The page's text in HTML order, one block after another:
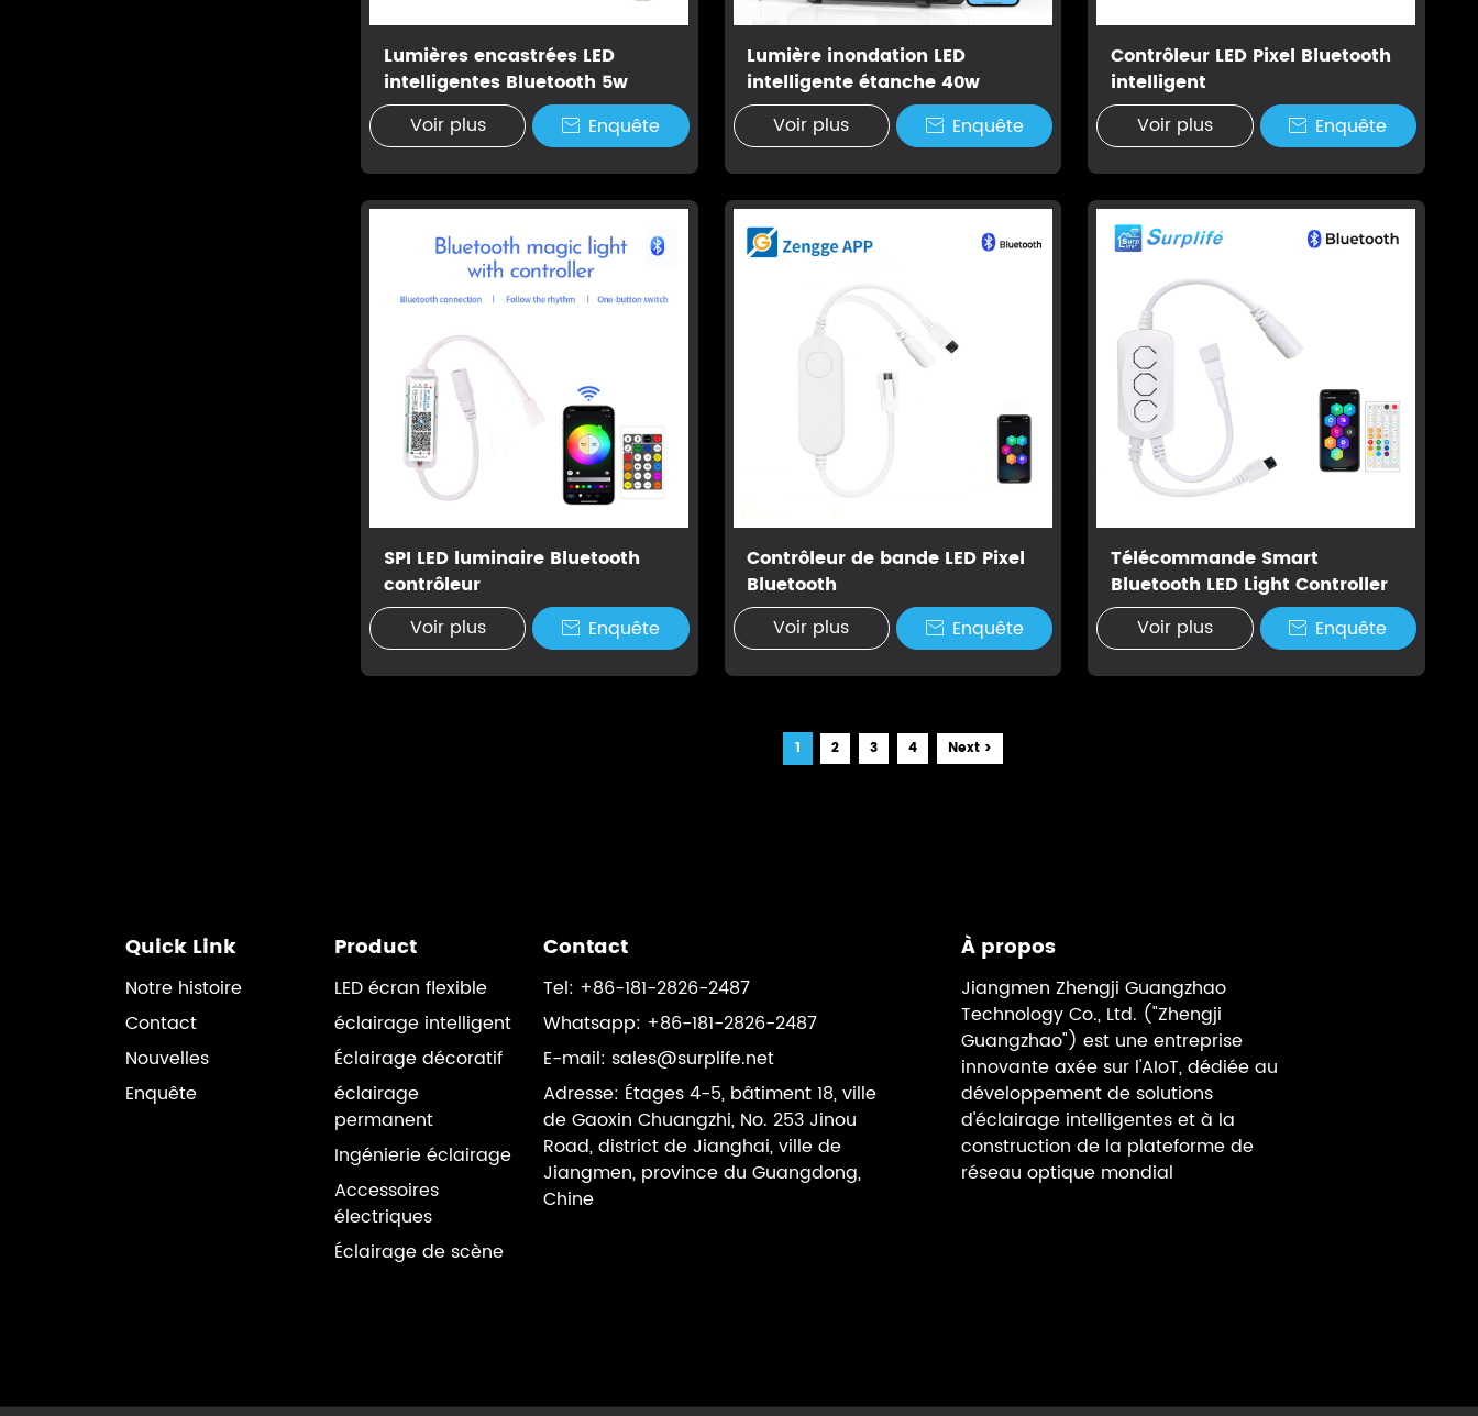
Lumières encastrées LED
intelligentes Bluetooth 5w
Voir plus
 Enquête
Lumière inondation LED
intelligente étanche 40w
Voir plus
 Enquête
Contrôleur LED Pixel Bluetooth
intelligent
Voir plus
 Enquête
SPI LED luminaire Bluetooth
contrôleur
Voir plus
 Enquête
Contrôleur de bande LED Pixel
Bluetooth
Voir plus
 Enquête
Télécommande Smart
Bluetooth LED Light Controller
Voir plus
 Enquête
1 2 3 4 Next >
Quick Link
Notre histoire
Contact
Nouvelles
Enquête
Product
LED écran flexible
éclairage intelligent
Éclairage décoratif
éclairage
permanent
Ingénierie éclairage
Accessoires
électriques
Éclairage de scène
Contact
Tel: +86-181-2826-2487
Whatsapp: +86-181-2826-2487
E-mail: sales@surplife.net
Adresse: Étages 4-5, bâtiment 18, ville
de Gaoxin Chuangzhi, No. 253 Jinou
Road, district de Jianghai, ville de
Jiangmen, province du Guangdong,
Chine
À propos
Jiangmen Zhengji Guangzhao
Technology Co., Ltd. ("Zhengji
Guangzhao") est une entreprise
innovante axée sur l'AIoT, dédiée au
développement de solutions
d'éclairage intelligentes et à la
construction de la plateforme de
réseau optique mondial